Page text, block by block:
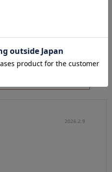
(0)
2026.2.9